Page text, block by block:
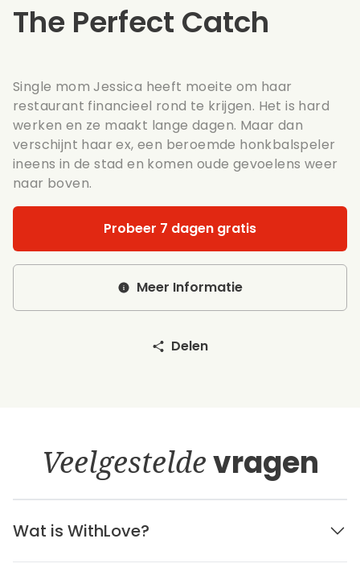
The Perfect Catch
Single mom Jessica heeft moeite om haar
restaurant financieel rond te krijgen. Het is hard
werken en ze maakt lange dagen. Maar dan
verschijnt haar ex, een beroemde honkbalspeler
ineens in de stad en komen oude gevoelens weer
naar boven.
Probeer 7 dagen gratis
Meer Informatie
Delen
Veelgesteldevragen
Wat is WithLove?